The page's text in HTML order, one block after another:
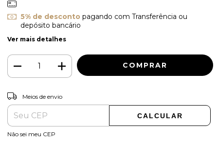
5% de desconto pagando com Transferência ou
depósito bancário
Ver mais detalhes
Entregas para o CEP:
Meios de envio
CALCULAR
Não sei meu CEP